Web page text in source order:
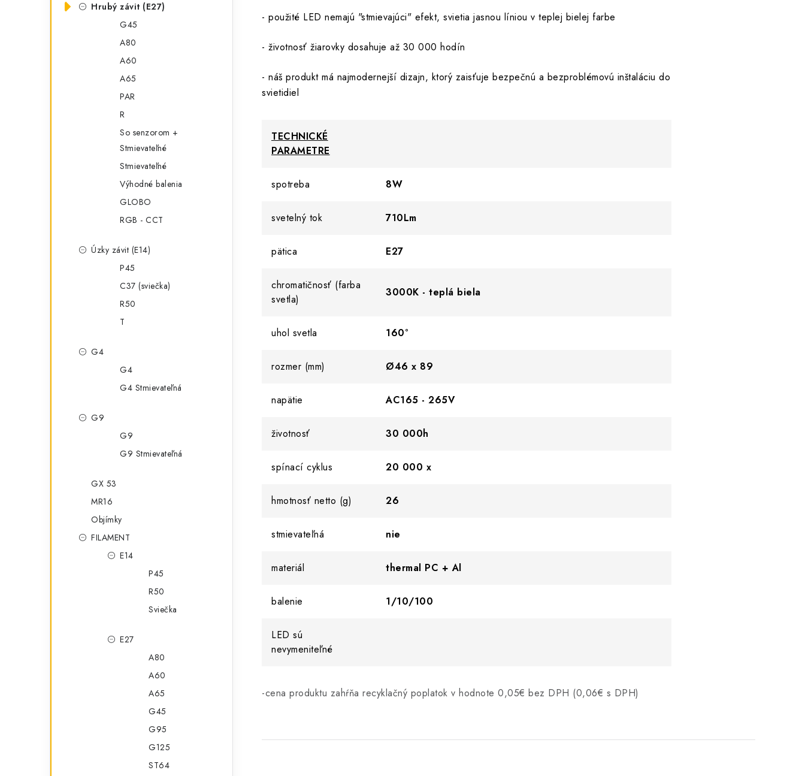
Hrubý závit (E27)
G45
A80
A60
A65
PAR
R
So senzorom +
Stmievateľné
Stmievateľné
Výhodné balenia
GLOBO
RGB - CCT
Úzky závit (E14)
P45
C37 (sviečka)
R50
T
G4
G4
G4 Stmievateľná
G9
G9
G9 Stmievateľná
GX 53
MR16
Objímky
FILAMENT
E14
P45
R50
Sviečka
E27
A80
A60
A65
G45
G95
G125
ST64
- použité LED nemajú "stmievajúci" efekt, svietia jasnou líniou v teplej bielej farbe
- životnosť žiarovky dosahuje až 30 000 hodín
- náš produkt má najmodernejší dizajn, ktorý zaisťuje bezpečnú a bezproblémovú inštaláciu do
svietidiel
TECHNICKÉ
PARAMETRE
spotreba 8W
svetelný tok 710Lm
pätica E27
chromatičnosť (farba
svetla)
3000K - teplá biela
uhol svetla 160°
rozmer (mm) Ø46 x 89
napätie AC165 - 265V
životnosť 30 000h
spínací cyklus 20 000 x
hmotnosť netto (g) 26
stmievateľná nie
materiál thermal PC + Al
balenie 1/10/100
LED sú
nevymeniteľné
-cena produktu zahŕňa recyklačný poplatok v hodnote 0,05€ bez DPH (0,06€ s DPH)